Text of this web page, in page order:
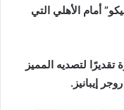
أمام الأهلي التي
تقديرًا لتصديه المميز
إيبانيز.